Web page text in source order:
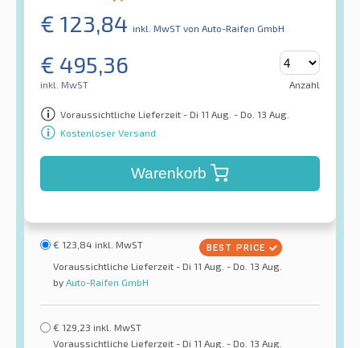
€ 123,84 inkl. MwST von Auto-Raifen GmbH
€ 495,36
inkl. MwST Anzahl
Voraussichtliche Lieferzeit - Di 11 Aug. - Do. 13 Aug.
Kostenloser Versand
Warenkorb
€ 123,84 inkl. MwST
Voraussichtliche Lieferzeit - Di 11 Aug. - Do. 13 Aug.
by Auto-Raifen GmbH
€ 129,23 inkl. MwST
Voraussichtliche Lieferzeit - Di 11 Aug. - Do. 13 Aug.